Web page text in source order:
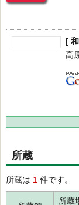
[
高
所蔵
所蔵は 1 件です。
所蔵